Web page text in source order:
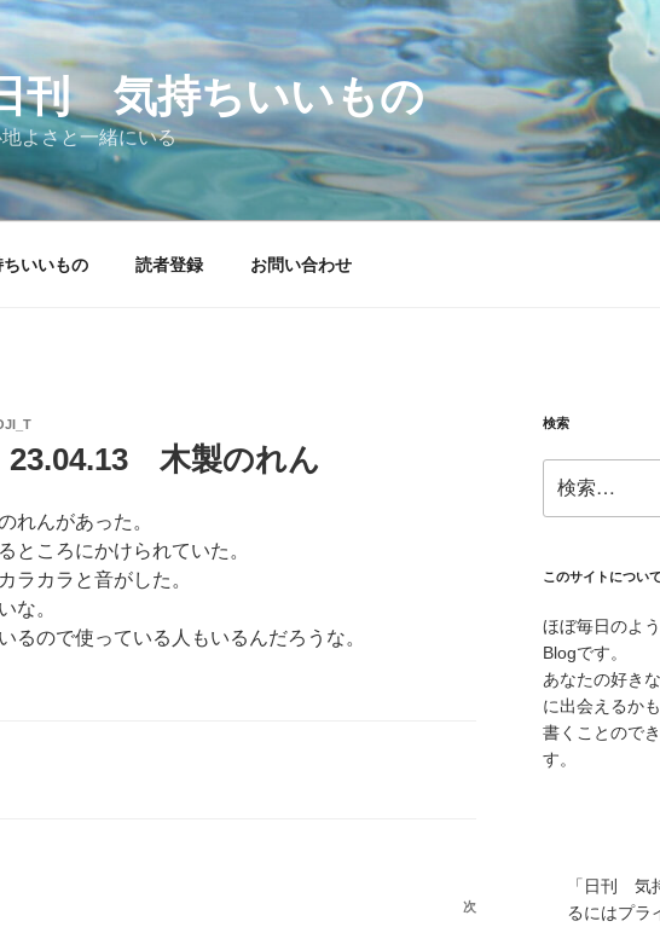
刊 気持ちいいもの
よさと一緒にいる
いいもの 読者登録 お問い合わせ
木製のれん
れんがあった。
ところにかけられていた。
ラカラと音がした。
な。
るので使っている人もいるんだろうな。
次
次
検索
索:
このサイトについ
ほぼ毎日のよ
Blogです。
あなたの好き
に出会えるか
書くことので
す。
「日刊 気
るにはプラ